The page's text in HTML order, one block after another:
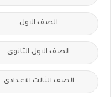
الصف الاول
الصف الاول الثانوى
الصف الثالث الاعدادى